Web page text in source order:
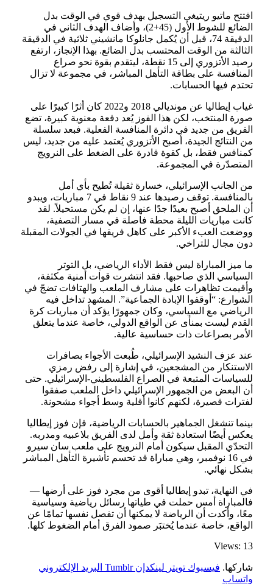
افتتح ماتيو ريتيغي التسجيل بهدف قوي في الوقت بدل
الضائع للشوط الأول (45+2)، وأضاف الهدف الثاني في
الدقيقة 74، قبل أن يُكمل جانلوكا مانشيني ثلاثية في الدقيقة
الثالثة من الوقت المحتسب بدل الضائع. بهذا الإنجاز، ارتفع
رصيد الأتزوري إلى 15 نقطة، ليتقدم بقوة نحو صراع
المنافسة على بطاقة التأهل المباشر، في مجموعة لا تزال
تحتدم فيها الحسابات.
غياب إيطاليا عن مونديالي 2018 و2022 كان أثرًا كبيرًا على
صورة المنتخب، لكن هذا الفوز يُعد دفعة معنوية كبيرة، تضع
الفريق من جديد في دائرة المنافسة الفعلية. فبعد سلسلة
من النتائج الجيدة، أصبح الأتزوري يُعتمد عليه من جديد، ليس
كمنافس فقط، بل كقوة قادرة على الضغط على النرويج
المتصدّرة في المجموعة.
من الجانب الإسرائيلي، خسارة ثقيلة تُطيح بأي أمل
بالمنافسة. توقف رصيدها عند 9 نقاط في 7 مباريات، ويبدو
أن الملحق أصبح بعيدًا جدًا عنها، إن لم يكن مستحيلاً. لقد
كانت مباريات الليلة محطة فاصلة في مسار التصفية،
ووضعت العبء الأكبر على كاهل فريقها في الجولات المقبلة
دون مجال للتراخي.
ما ميز المباراة ليس فقط الأداء الرياضي، بل التوتر
السياسي الذي صاحبها. فقد انتشرت قوات أمنية مكثفة،
وأقيمت تظاهرات على مشارف الملعب والهتافات تضجّ في
الشوارع: “أوقفوا الإبادة الجماعية”. المشهد تداخل فيه
الرياضي مع السياسي، وكان جمهورًا يؤكد أن مباريات كرة
القدم ليست بمنأى عن الواقع الدولي، خاصة عندما يتعلق
الأمر بصراعات ذات حساسية عالية.
عند عزف النشيد الإسرائيلي، طُبعت الأجواء بصافرات
الاستنكار من المشجعين، في إشارة إلى رفض رمزي
للسياسات المتبعة في الصراع الفلسطيني‑الإسرائيلي. حتى
أن البعض من الجمهور الإسرائيلي داخل الملعب صفقوا
لفترات قصيرة، لكنهم كانوا أقلية وسط أجواء مشحونة.
بينما تنشغل الجماهير بالحسابات الرياضية، فإن فوز إيطاليا
يعكس أيضًا استعادة ثقة وأمل لدى الفريق بلاعبيه ومدربه.
التحدّي المقبل سيكون أمام النرويج على ملعب سان سيرو
في 16 نوفمبر، وهي مباراة قد تحسم تأشيرة التأهل المباشر
بشكل نهائي.
في النهاية، تبدو إيطاليا أقوى من مجرد فوز على أرضها —
فالمباراة أمس حملت في طياتها رسائل رياضية وسياسية
معًا، وأكدت أن الرياضة لا يمكنها أن تفصل نفسها تمامًا عن
الواقع، خاصة عندما يُختبَر صمود الفرق أمام الضغوط كلها.
Views: 13
شاركها. فيسبوك تويتر لينكدإن Tumblr البريد الإلكتروني
واتساب